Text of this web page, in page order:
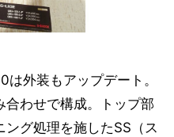
外装もアップデート。
わせで構成。トップ部
グ処理を施したSS（ス